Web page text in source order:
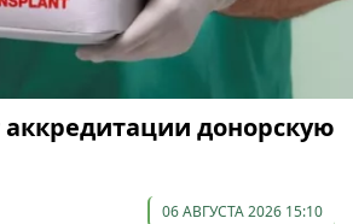
донорскую
06 АВГУСТА 2026 15:10